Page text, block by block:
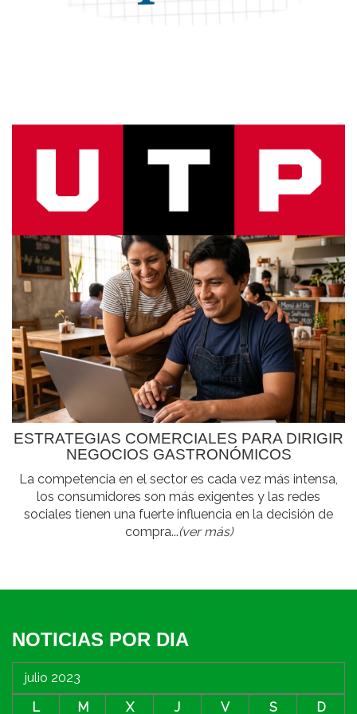
ESTRATEGIAS COMERCIALES PARA DIRIGIR
NEGOCIOS GASTRONÓMICOS
La competencia en el sector es cada vez más intensa,
los consumidores son más exigentes y las redes
sociales tienen una fuerte influencia en la decisión de
compra...(ver más)
NOTICIAS POR DIA
julio 2023
L
M X J V S D